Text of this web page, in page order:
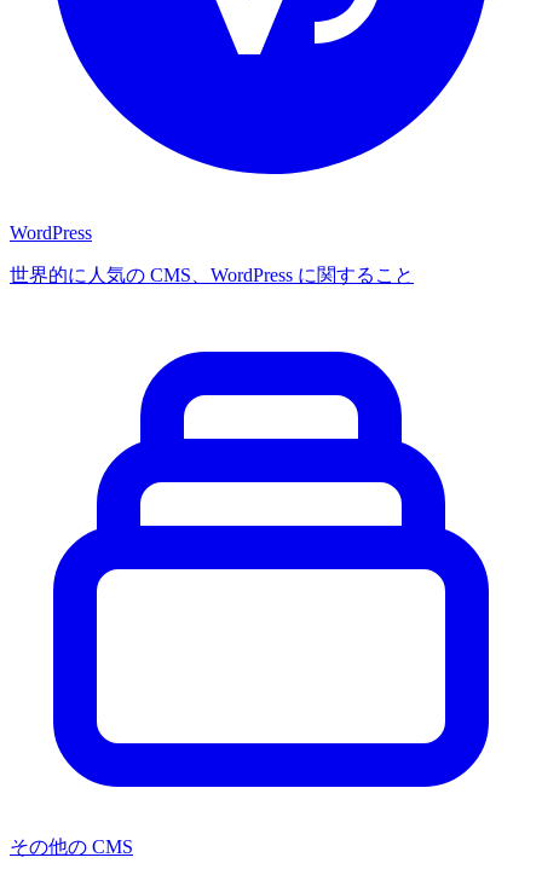
WordPress
世界的に人気の CMS、WordPress に関すること
その他の CMS